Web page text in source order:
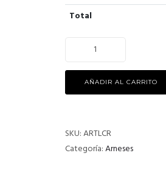
Total
AÑADIR AL CARRITO
SKU:ARTLCR
Categoría:Arneses